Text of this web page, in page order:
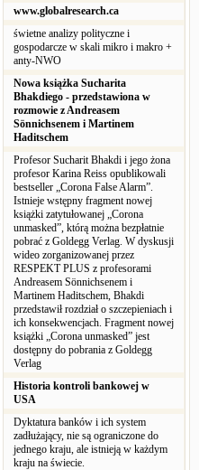
www.globalresearch.ca
świetne analizy polityczne i
gospodarcze w skali mikro i makro +
anty-NWO
Nowa książka Sucharita
Bhakdiego - przedstawiona w
rozmowie z Andreasem
Sönnichsenem i Martinem
Haditschem
Profesor Sucharit Bhakdi i jego żona
profesor Karina Reiss opublikowali
bestseller „Corona False Alarm”.
Istnieje wstępny fragment nowej
książki zatytułowanej „Corona
unmasked”, którą można bezpłatnie
pobrać z Goldegg Verlag. W dyskusji
wideo zorganizowanej przez
RESPEKT PLUS z profesorami
Andreasem Sönnichsenem i
Martinem Haditschem, Bhakdi
przedstawił rozdział o szczepieniach i
ich konsekwencjach. Fragment nowej
książki „Corona unmasked” jest
dostępny do pobrania z Goldegg
Verlag
Historia kontroli bankowej w
USA
Dyktatura banków i ich system
zadłużający, nie są ograniczone do
jednego kraju, ale istnieją w każdym
kraju na świecie.